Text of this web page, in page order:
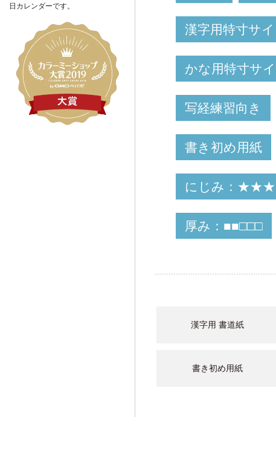
漢字用特寸サ
かな用特寸サ
写経練習向き
書き初め用紙
にじみ：
厚み：■■□□□
漢字用 書道紙
書き初め用紙
日カレンダーです。